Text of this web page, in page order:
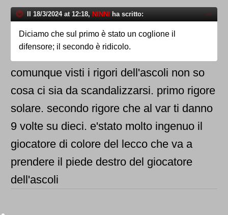
Il 18/3/2024 at 12:18, NINNI ha scritto:
Diciamo che sul primo è stato un coglione il
difensore; il secondo è ridicolo.
comunque visti i rigori dell'ascoli non so
cosa ci sia da scandalizzarsi. primo rigore
solare. secondo rigore che al var ti danno
9 volte su dieci. e'stato molto ingenuo il
giocatore di colore del lecco che va a
prendere il piede destro del giocatore
dell'ascoli